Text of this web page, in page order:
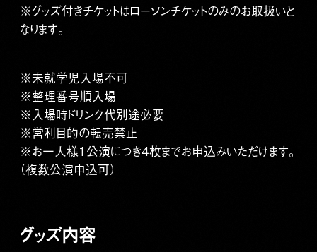
※グッズ付きチケットはローソンチケットのみのお取扱いと
なります。
※未就学児入場不可
※整理番号順入場
※入場時ドリンク代別途必要
※営利目的の転売禁止
※お一人様1公演につき4枚までお申込みいただけます。
（複数公演申込可）
グッズ内容